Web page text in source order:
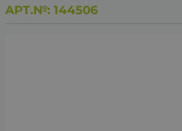
АРТ.№: 144506